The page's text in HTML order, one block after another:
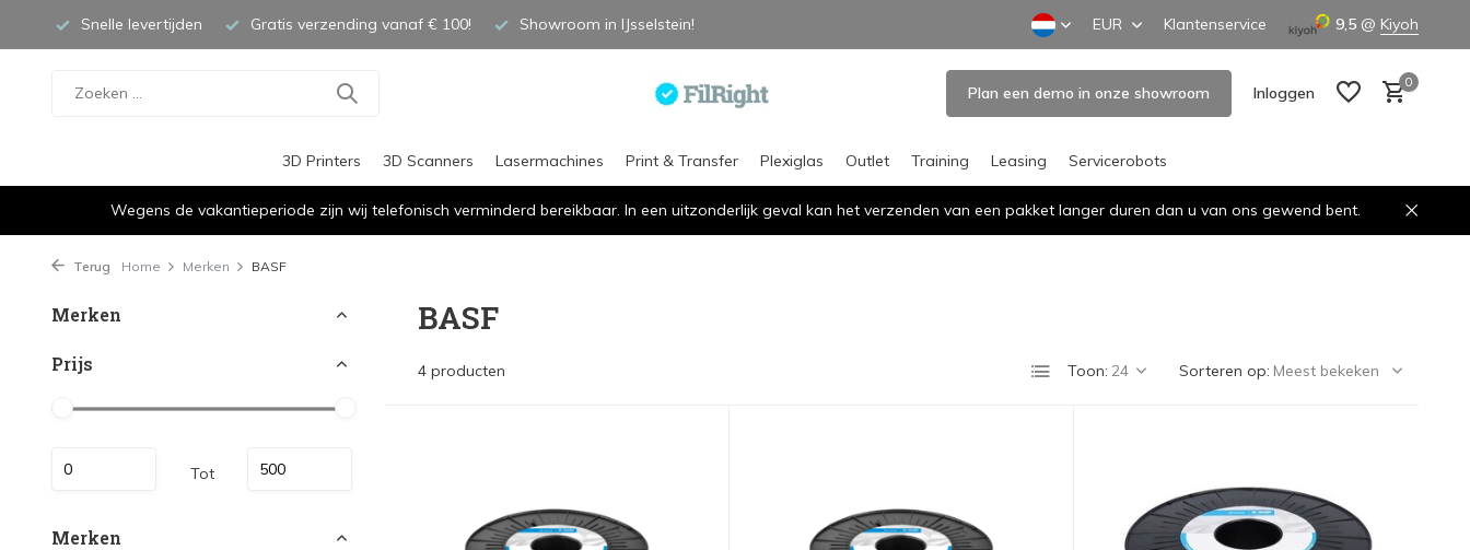
Snelle levertijden Gratis verzending vanaf € 100! Showroom in IJsselstein! EUR Klantenservice 9,5 @ Kiyoh
Plan een demo in onze showroom Inloggen
0
3D Printers 3D Scanners Lasermachines Print & Transfer Plexiglas Outlet Training Leasing Servicerobots
Wegens de vakantieperiode zijn wij telefonisch verminderd bereikbaar. In een uitzonderlijk geval kan het verzenden van een pakket langer duren dan u van ons gewend bent.
Terug Home Merken BASF
Merken
Prijs
Tot
Merken
BASF
4 producten Toon: Sorteren op: